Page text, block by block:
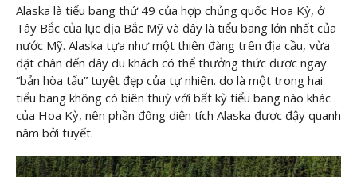
Alaska là tiểu bang thứ 49 của hợp chủng quốc Hoa Kỳ, ở
Tây Bắc của lục địa Bắc Mỹ và đây là tiểu bang lớn nhất của
nước Mỹ. Alaska tựa như một thiên đàng trên địa cầu, vừa
đặt chân đến đây du khách có thể thưởng thức được ngay
“bản hòa tấu” tuyệt đẹp của tự nhiên. do là một trong hai
tiểu bang không có biên thuỳ với bất kỳ tiểu bang nào khác
của Hoa Kỳ, nên phần đông diện tích Alaska được đậy quanh
năm bởi tuyết.